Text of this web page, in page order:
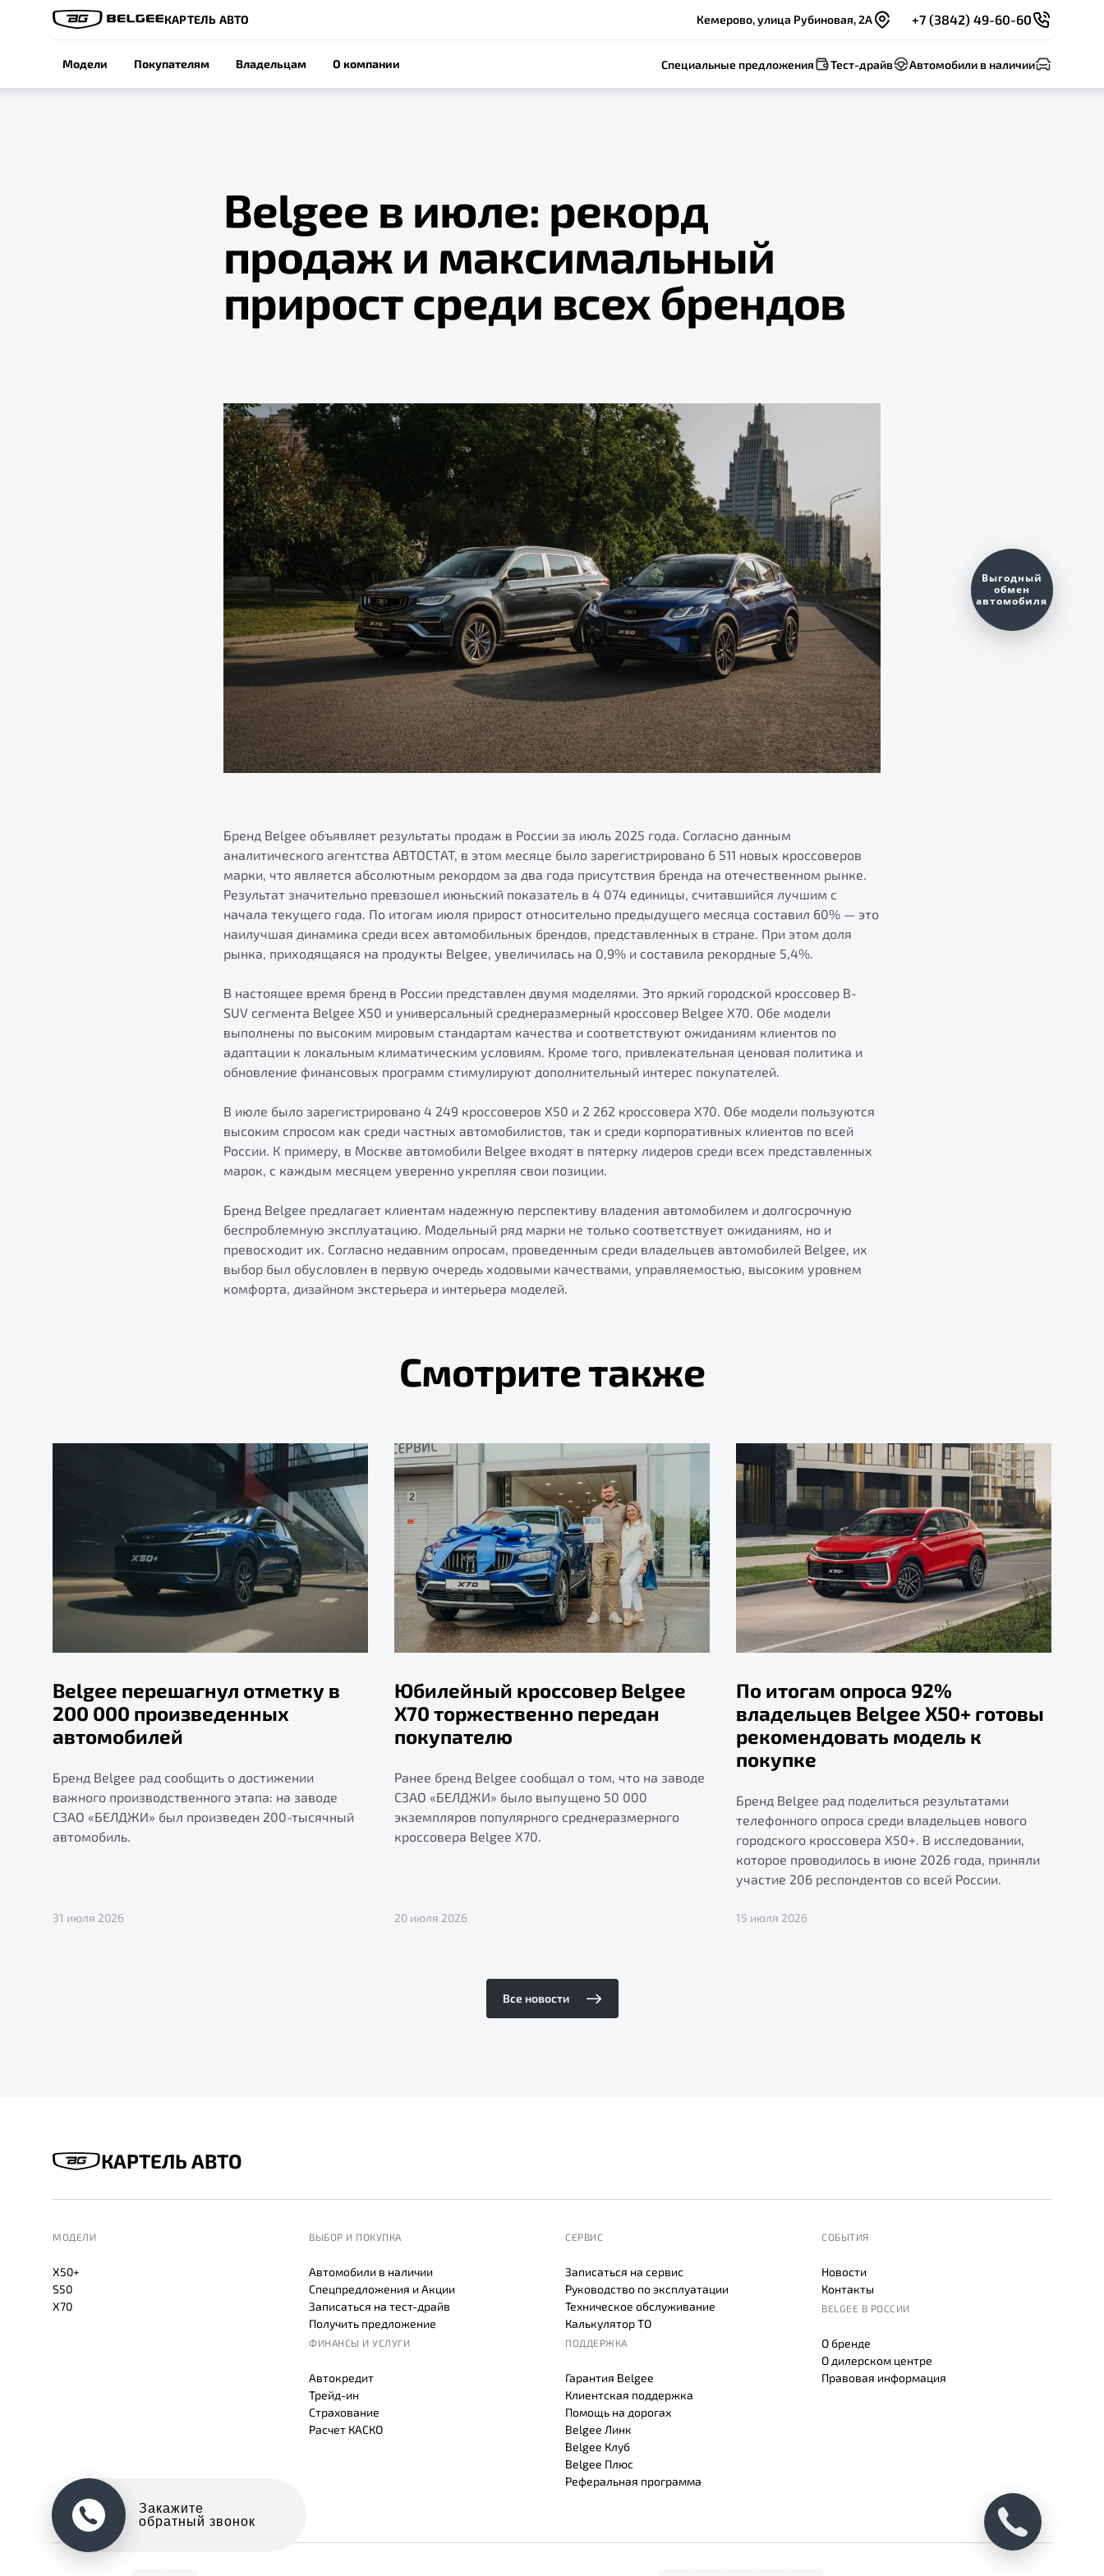
КАРТЕЛЬ АВТО Кемерово, улица Рубиновая, 2А +7 (3842) 49-60-60
Модели Покупателям Владельцам О компании Специальные предложения Тест-драйв Автомобили в наличии
Belgee в июле: рекорд
продаж и максимальный
прирост среди всех брендов
Бренд Belgee объявляет результаты продаж в России за июль 2025 года. Согласно данным
аналитического агентства АВТОСТАТ, в этом месяце было зарегистрировано 6 511 новых кроссоверов
марки, что является абсолютным рекордом за два года присутствия бренда на отечественном рынке.
Результат значительно превзошел июньский показатель в 4 074 единицы, считавшийся лучшим с
начала текущего года. По итогам июля прирост относительно предыдущего месяца составил 60% — это
наилучшая динамика среди всех автомобильных брендов, представленных в стране. При этом доля
рынка, приходящаяся на продукты Belgee, увеличилась на 0,9% и составила рекордные 5,4%.
В настоящее время бренд в России представлен двумя моделями. Это яркий городской кроссовер B-
SUV сегмента Belgee X50 и универсальный среднеразмерный кроссовер Belgee X70. Обе модели
выполнены по высоким мировым стандартам качества и соответствуют ожиданиям клиентов по
адаптации к локальным климатическим условиям. Кроме того, привлекательная ценовая политика и
обновление финансовых программ стимулируют дополнительный интерес покупателей.
В июле было зарегистрировано 4 249 кроссоверов X50 и 2 262 кроссовера X70. Обе модели пользуются
высоким спросом как среди частных автомобилистов, так и среди корпоративных клиентов по всей
России. К примеру, в Москве автомобили Belgee входят в пятерку лидеров среди всех представленных
марок, с каждым месяцем уверенно укрепляя свои позиции.
Бренд Belgee предлагает клиентам надежную перспективу владения автомобилем и долгосрочную
беспроблемную эксплуатацию. Модельный ряд марки не только соответствует ожиданиям, но и
превосходит их. Согласно недавним опросам, проведенным среди владельцев автомобилей Belgee, их
выбор был обусловлен в первую очередь ходовыми качествами, управляемостью, высоким уровнем
комфорта, дизайном экстерьера и интерьера моделей.
Смотрите также
Belgee перешагнул отметку в
200 000 произведенных
автомобилей
Бренд Belgee рад сообщить о достижении
важного производственного этапа: на заводе
СЗАО «БЕЛДЖИ» был произведен 200-тысячный
автомобиль.
31 июля 2026
Юбилейный кроссовер Belgee
X70 торжественно передан
покупателю
Ранее бренд Belgee сообщал о том, что на заводе
СЗАО «БЕЛДЖИ» было выпущено 50 000
экземпляров популярного среднеразмерного
кроссовера Belgee X70.
20 июля 2026
По итогам опроса 92%
владельцев Belgee X50+ готовы
рекомендовать модель к
покупке
Бренд Belgee рад поделиться результатами
телефонного опроса среди владельцев нового
городского кроссовера X50+. В исследовании,
которое проводилось в июне 2026 года, приняли
участие 206 респондентов со всей России.
15 июля 2026
Все новости
КАРТЕЛЬ АВТО
МОДЕЛИ
X50+
S50
X70
ВЫБОР И ПОКУПКА
Автомобили в наличии
Спецпредложения и Акции
Записаться на тест-драйв
Получить предложение
ФИНАНСЫ И УСЛУГИ
Автокредит
Трейд-ин
Страхование
Расчет КАСКО
СЕРВИС
Записаться на сервис
Руководство по эксплуатации
Техническое обслуживание
Калькулятор ТО
ПОДДЕРЖКА
Гарантия Belgee
Клиентская поддержка
Помощь на дорогах
Belgee Линк
Belgee Клуб
Belgee Плюс
Реферальная программа
СОБЫТИЯ
Новости
Контакты
BELGEE В РОССИИ
О бренде
О дилерском центре
Правовая информация
Оценить ваш
автомобиль?
Закажите
обратный звонок